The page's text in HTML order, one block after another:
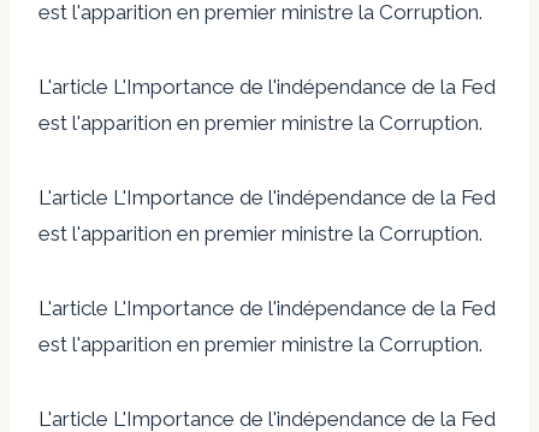
est l'apparition en premier ministre la Corruption.
L'article L'Importance de l'indépendance de la Fed
est l'apparition en premier ministre la Corruption.
L'article L'Importance de l'indépendance de la Fed
est l'apparition en premier ministre la Corruption.
L'article L'Importance de l'indépendance de la Fed
est l'apparition en premier ministre la Corruption.
L'article L'Importance de l'indépendance de la Fed